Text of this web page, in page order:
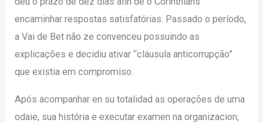
encaminhar respostas satisfatórias. Passado o período,
a Vai de Bet não ze convenceu possuindo as
explicações e decidiu ativar “cláusula anticorrupção”
que existia em compromiso.
Após acompanhar en su totalidad as operações de uma
odaie, sua história e executar examen na organizacion,